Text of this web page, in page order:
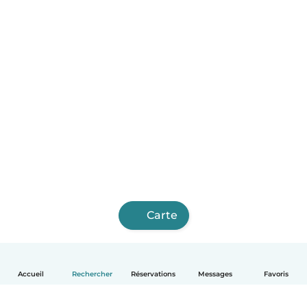
Accueil Rechercher Réservations Messages Favoris
Carte